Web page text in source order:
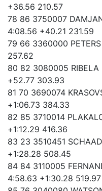
+36.56 210.57
78 86 3750007
4:08.56 +40.21 231.59
79 66 3360000
257.62
80 82 3080005 RIBELA
+52.77 303.93
81 70 3690074
+1:06.73 384.33
82 85 3710014
+1:12.29 416.36
83 23 3510451
+1:28.28 508.45
84 84 3110005
4:58.63 +1:30.28 519.97